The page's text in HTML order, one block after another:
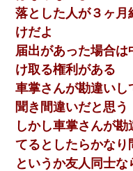
隣室のお婆ちゃん「下階か
い」私「変だなあ～なに
窓とドアを開けないで』
書店「息子さんが万引き
し…)うちの子ではないの
た人物の正体が判明するも
嫁の妹（26歳）がずっと
ｗｗｗｗｗｗｗ
落とした人が３ヶ
けだよ
届出があった場合
け取る権利がある
車掌さんが勘違いし
聞き間違いだと思う
しかし車掌さんが
てるとしたらかなり
というか友人同士な